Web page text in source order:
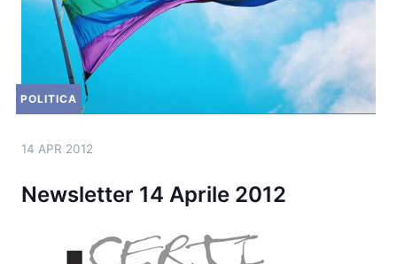
POLITICA
14 APR 2012
Newsletter 14 Aprile 2012